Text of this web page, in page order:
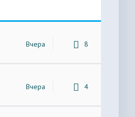
Вчера 8
Вчера 4